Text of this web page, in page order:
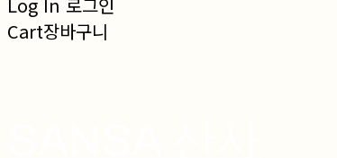
Cart장바구니